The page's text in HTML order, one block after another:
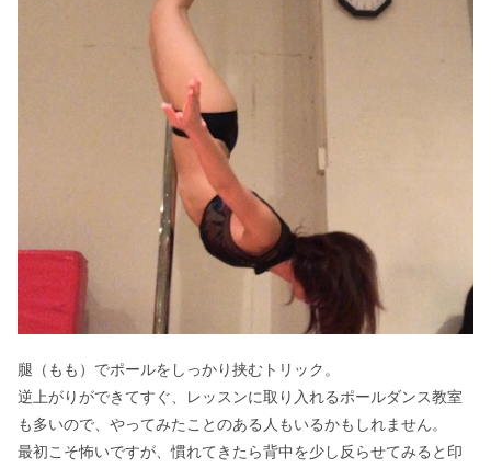
腿（もも）でポールをしっかり挟むトリック。
逆上がりができてすぐ、レッスンに取り入れるポールダンス教室
も多いので、やってみたことのある人もいるかもしれません。
最初こそ怖いですが、慣れてきたら背中を少し反らせてみると印